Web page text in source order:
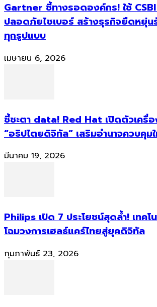
Gartner ชี้ทางรอดองค์กร! ใช้
ปลอดภัยไซเบอร์ สร้างธุรกิจยืดหยุ่
ทุกรูปแบบ
เมษายน 6, 2026
ชี้ชะตา data! Red Hat เปิดตัวเครื่อ
“อธิปไตยดิจิทัล” เสริมอำนาจควบคุม
มีนาคม 19, 2026
Philips เปิด 7 ประโยชน์สุดล้ำ! เทค
โฉมวงการเฮลธ์แคร์ไทยสู่ยุคดิจิทัล
กุมภาพันธ์ 23, 2026